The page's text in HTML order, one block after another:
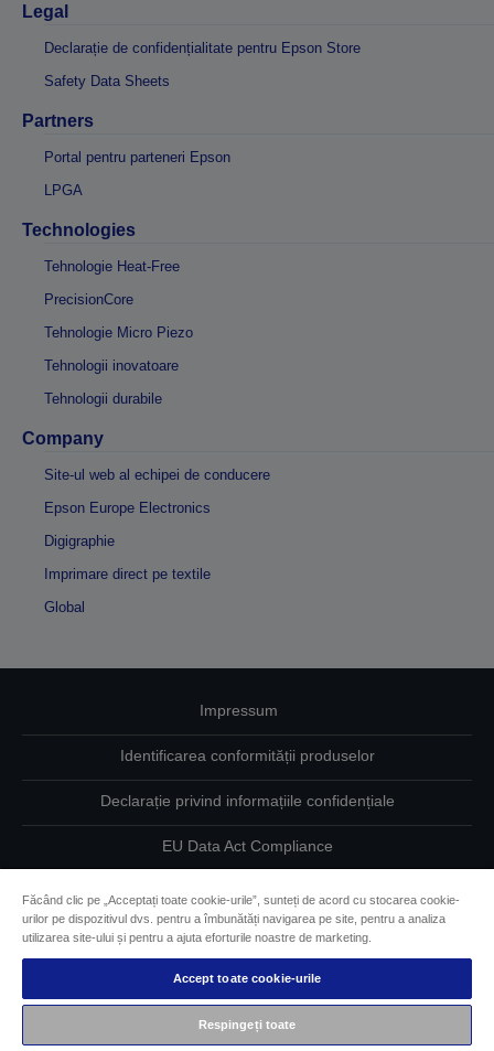
Legal
Declarație de confidențialitate pentru Epson Store
Safety Data Sheets
Partners
Portal pentru parteneri Epson
LPGA
Technologies
Tehnologie Heat-Free
PrecisionCore
Tehnologie Micro Piezo
Tehnologii inovatoare
Tehnologii durabile
Company
Site-ul web al echipei de conducere
Epson Europe Electronics
Digigraphie
Imprimare direct pe textile
Global
Impressum
Identificarea conformității produselor
Declarație privind informațiile confidențiale
EU Data Act Compliance
Informaţii despre modulele cookie
Angajamentul Epson pe linie de accesibilitate
Drepturi de autor © 2026 Seiko Epson
Făcând clic pe „Acceptați toate cookie-urile”, sunteți de acord cu stocarea cookie-
urilor pe dispozitivul dvs. pentru a îmbunătăți navigarea pe site, pentru a analiza
utilizarea site-ului și pentru a ajuta eforturile noastre de marketing.
Accept toate cookie-urile
Respingeți toate